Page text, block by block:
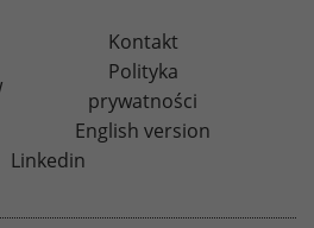
Kontakt
Polityka
prywatności
English version
Linkedin